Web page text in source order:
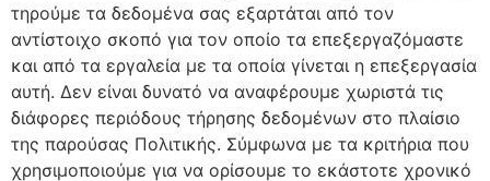
τηρούμε τα δεδομένα σας εξαρτάται από τον
αντίστοιχο σκοπό για τον οποίο τα επεξεργαζόμαστε
και από τα εργαλεία με τα οποία γίνεται η επεξεργασία
αυτή. Δεν είναι δυνατό να αναφέρουμε χωριστά τις
διάφορες περιόδους τήρησης δεδομένων στο πλαίσιο
της παρούσας Πολιτικής. Σύμφωνα με τα κριτήρια που
χρησιμοποιούμε για να ορίσουμε το εκάστοτε χρονικό